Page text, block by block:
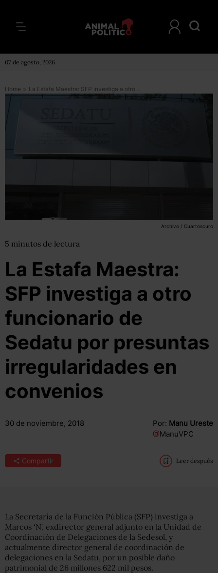
07 de agosto, 2026
Home > La Estafa Maestra: SFP investiga a otro funcionario de Sedatu por presuntas irregularidades en convenios
Archivo / Cuartoscuro
5 minutos de lectura
La Estafa Maestra:
SFP investiga a otro
funcionario de
Sedatu por presuntas
irregularidades en
convenios
30 de noviembre, 2018 Por: Manu Ureste
@ManuVPC
Compartir Leer después
La Secretaría de la Función Pública (SFP) investiga a
Marcos ‘N’, exdirector general adjunto en la Unidad de
Coordinación de Delegaciones de la Sedesol, y
actualmente director general de coordinación de
delegaciones en la Sedatu, por un posible daño
patrimonial de 26 millones 622 mil pesos.